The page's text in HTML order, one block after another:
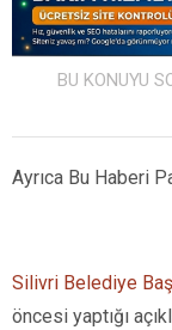
BU KONUYU
Ayrıca Bu Haberi
Silivri Belediye
öncesi yaptığı